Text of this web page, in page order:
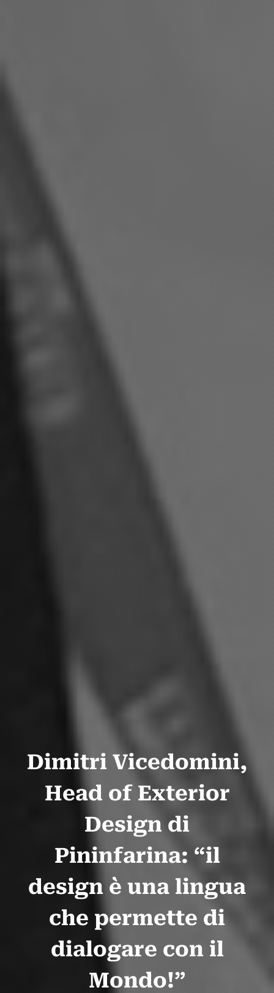
Dimitri Vicedomini,
Head of Exterior
Design di
Pininfarina: “il
design è una lingua
che permette di
dialogare con il
Mondo!”